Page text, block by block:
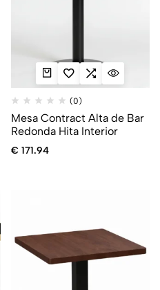
(0)
Mesa Contract Alta de Bar
Redonda Hita Interior
€ 171.94